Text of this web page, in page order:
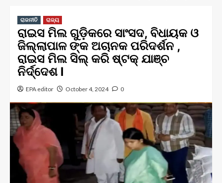
ରାଜନୀତି ରାଜ୍ୟ
ରାଇସ ମିଲ ଗୁଡ଼ିକରେ ସାଂସଦ, ବିଧାୟକ ଓ
ଜିଲ୍ଲାପାଳ ଙ୍କ ଅଚାନକ ପରିଦର୍ଶନ ,
ରାଇସ ମିଲ ସିଲ୍ କରି ଷ୍ଟକ୍ ଯାଞ୍ଚ
ନିର୍ଦ୍ଦେଶ l
EPA editor October 4, 2024 0